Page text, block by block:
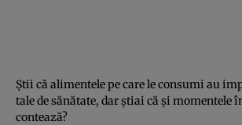
Ştii că alimentele pe care le consumi au
tale de sănătate, dar ştiai că şi momentele
contează?